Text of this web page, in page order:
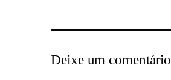
Deixe um comentário